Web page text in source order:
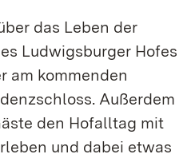
das Leben der
Ludwigsburger Hofes
am kommenden
Außerdem
den Hofalltag mit
und dabei etwas